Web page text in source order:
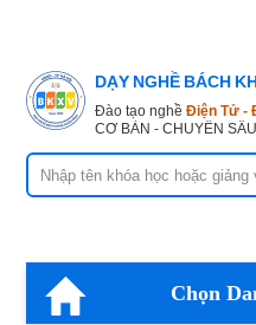
DẠY NGHỀ BÁCH
Đào tạo nghề Điện Tử -
CƠ BẢN - CHUYÊN
Chọn